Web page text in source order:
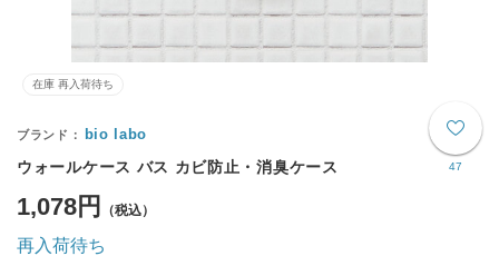
在庫 再入荷待ち
47
bio labo
ウォールケース バス カビ防止・消臭ケース
1,078円
再入荷待ち